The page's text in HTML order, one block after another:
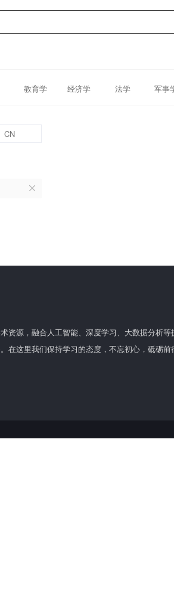
教育学 经济学 法学 军事
资源，融合人工智能、深度学习、大数据分析
。在这里我们保持学习的态度，不忘初心，砥砺前